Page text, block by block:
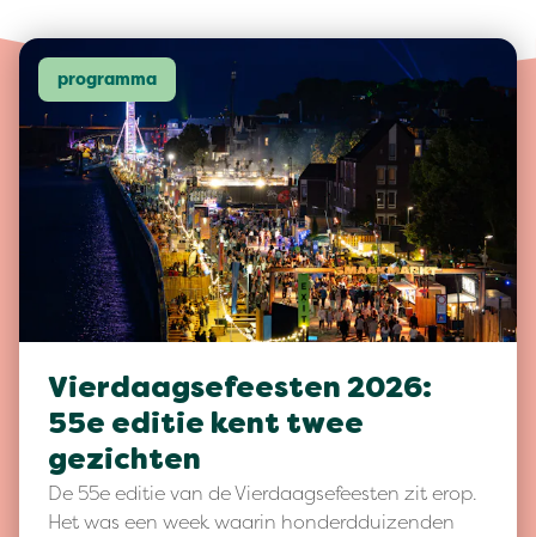
programma
Vierdaagsefeesten 2026:
55e editie kent twee
gezichten
De 55e editie van de Vierdaagsefeesten zit erop.
Het was een week waarin honderdduizenden